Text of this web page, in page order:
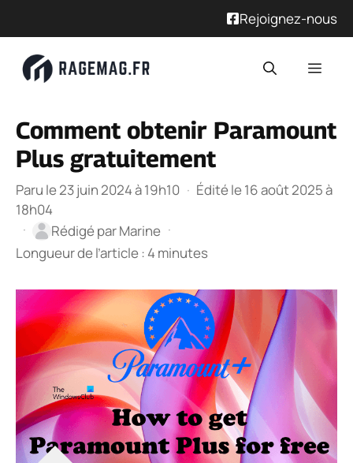
Rejoignez-nous
Comment obtenir Paramount
Plus gratuitement
Paru le 23 juin 2024 à 19h10 · Édité le 16 août 2025 à
18h04
·
Rédigé parMarine ·
Longueur de l’article : 4 minutes